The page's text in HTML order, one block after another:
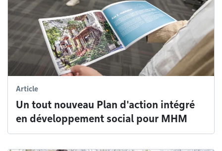
Article
Un tout nouveau Plan d'action intégré
en développement social pour MHM